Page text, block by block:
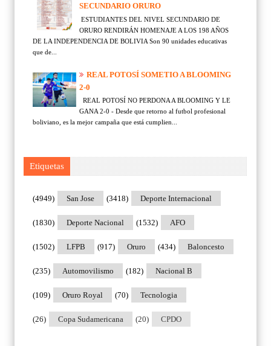
SECUNDARIO ORURO
ESTUDIANTES DEL NIVEL SECUNDARIO DE
ORURO RENDIRÁN HOMENAJE A LOS 198 AÑOS
DE LA INDEPENDENCIA DE BOLIVIA Son 90 unidades educativas
que de...
REAL POTOSÍ SOMETIO A BLOOMING
2-0
REAL POTOSÍ NO PERDONA A BLOOMING Y LE
GANA 2-0 - Desde que retorno al futbol profesional
boliviano, es la mejor campaña que está cumplien...
Etiquetas
San Jose
(4949) Deporte Internacional
(3418)
Deporte Nacional
(1830) AFO
(1532)
LFPB
(1502) Oruro
(917) Baloncesto
(434)
Automovilismo
(235) Nacional B
(182)
Oruro Royal
(109) Tecnologia
(70)
Copa Sudamericana
(26) CPDO
(20)